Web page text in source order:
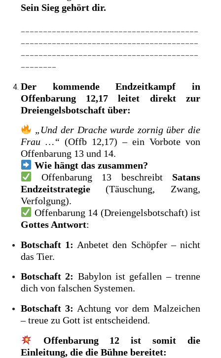
Sein Sieg gehört dir.
Der kommende Endzeitkampf in
Offenbarung 12,17 leitet direkt zur
Dreiengelsbotschaft über:
„Und der Drache wurde zornig über die
Frau …“ (Offb 12,17) – ein Vorbote von
Offenbarung 13 und 14.
Wie hängt das zusammen?
Offenbarung 13 beschreibt Satans
Endzeitstrategie (Täuschung, Zwang,
Verfolgung).
Offenbarung 14 (Dreiengelsbotschaft) ist
Gottes Antwort:
Botschaft 1: Anbetet den Schöpfer – nicht
das Tier.
Botschaft 2: Babylon ist gefallen – trenne
dich von falschen Systemen.
Botschaft 3: Achtung vor dem Malzeichen
– treue zu Gott ist entscheidend.
Offenbarung 12 ist somit die
Einleitung, die die Bühne bereitet: